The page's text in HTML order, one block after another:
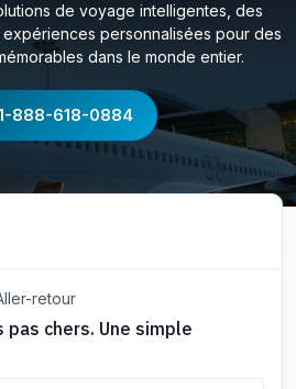
de voyage intelligentes, des
personnalisées pour des
dans le monde entier.
888-618-0884
retour
chers. Une simple